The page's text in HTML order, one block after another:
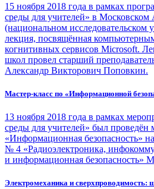
15 ноября 2018 года в рамках
среды для учителей» в
(национальном исследовательском
лекция, посвящённая
когнитивных сервисов Microsoft.
школ провел старший
Александр Викторович Поповкин.
Мастер-класс по «Информационной
13 ноября 2018 года в рамках
среды для учителей» был проведён
«Информационная безопасность»
№ 4 «Радиоэлектроника,
и информационная безопасность»
Электромеханика и сверхпроводимость: